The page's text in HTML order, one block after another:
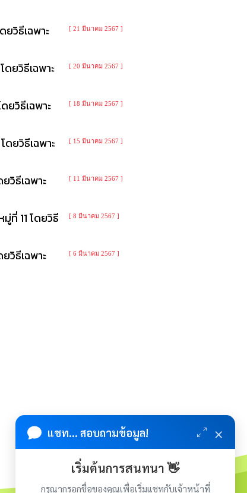
วิธีเฉพาะ
[ 21 มีนาคม 2567 ]
ยวิธีเฉพาะ
[ 20 มีนาคม 2567 ]
ยวิธีเฉพาะ
[ 18 มีนาคม 2567 ]
ยวิธีเฉพาะ
[ 15 มีนาคม 2567 ]
วิธีเฉพาะ
[ 11 มีนาคม 2567 ]
ที่ 11 โดยวิธี
[ 8 มีนาคม 2567 ]
วิธีเฉพาะ
[ 6 มีนาคม 2567 ]
แชท... สอบถามข้อมูล! ×
เริ่มต้นการสนทนา 👋
กรุณากรอกชื่อของคุณเพื่อเริ่มแชทกับเจ้าหน้าที่